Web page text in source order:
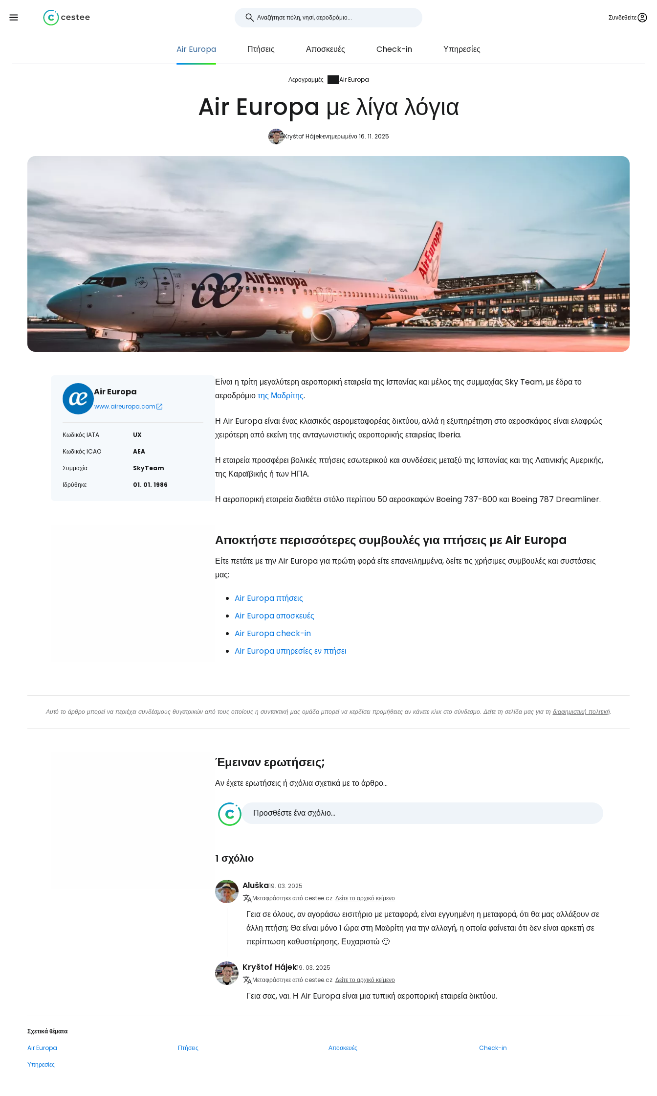
Συνδεθείτε
Air Europa Πτήσεις Αποσκευές Check-in Υπηρεσίες
Αερογραμμές Air Europa
Air Europa με λίγα λόγια
Kryštof Hájekενημερωμένο 16. 11. 2025
Air Europa
www.aireuropa.com
Κωδικός IATA
UX
Κωδικός ICAO
AEA
Συμμαχία
SkyTeam
Ιδρύθηκε
01. 01. 1986
Είναι η τρίτη μεγαλύτερη αεροπορική εταιρεία της Ισπανίας και μέλος της συμμαχίας Sky Team, με έδρα το
αεροδρόμιοτης Μαδρίτης.
Η Air Europa είναι ένας κλασικός αερομεταφορέας δικτύου, αλλά η εξυπηρέτηση στο αεροσκάφος είναι ελαφρώς
χειρότερη από εκείνη της ανταγωνιστικής αεροπορικής εταιρείας Iberia.
Η εταιρεία προσφέρει βολικές πτήσεις εσωτερικού και συνδέσεις μεταξύ της Ισπανίας και της Λατινικής Αμερικής,
της Καραϊβικής ή των ΗΠΑ.
Η αεροπορική εταιρεία διαθέτει στόλο περίπου 50 αεροσκαφών Boeing 737-800 και Boeing 787 Dreamliner.
Αποκτήστε περισσότερες συμβουλές για πτήσεις με Air Europa
Είτε πετάτε με την Air Europa για πρώτη φορά είτε επανειλημμένα, δείτε τις χρήσιμες συμβουλές και συστάσεις
μας:
Air Europa πτήσεις
Air Europa αποσκευές
Air Europa check-in
Air Europa υπηρεσίες εν πτήσει
Αυτό το άρθρο μπορεί να περιέχει συνδέσμους θυγατρικών από τους οποίους η συντακτική μας ομάδα μπορεί να κερδίσει προμήθειες αν κάνετε κλικ στο σύνδεσμο. Δείτε τη σελίδα μας για τη διαφημιστική πολιτική.
Έμειναν ερωτήσεις;
Αν έχετε ερωτήσεις ή σχόλια σχετικά με το άρθρο...
Προσθέστε ένα σχόλιο...
1 σχόλιο
Aluška19. 03. 2025
Μεταφράστηκε από cestee.cz Δείτε το αρχικό κείμενο
Γεια σε όλους, αν αγοράσω εισιτήριο με μεταφορά, είναι εγγυημένη η μεταφορά, ότι θα μας αλλάξουν σε
άλλη πτήση; Θα είναι μόνο 1 ώρα στη Μαδρίτη για την αλλαγή, η οποία φαίνεται ότι δεν είναι αρκετή σε
περίπτωση καθυστέρησης. Ευχαριστώ 🙂
Kryštof Hájek19. 03. 2025
Μεταφράστηκε από cestee.cz Δείτε το αρχικό κείμενο
Γεια σας, ναι. Η Air Europa είναι μια τυπική αεροπορική εταιρεία δικτύου.
Σχετικά θέματα
Air Europa
Πτήσεις Αποσκευές
Check-in
Υπηρεσίες
Συνδεθείτε στο Cestee
... η παγκόσμια ταξιδιωτική κοινότητα
Συνεχίστε με την Google